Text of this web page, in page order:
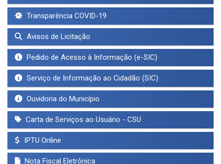
Transparência COVID-19
Avisos de Licitação
Pedido de Acesso à Informação (e-SIC)
Serviço de Informação ao Cidadão (SIC)
Ouvidoria do Município
Carta de Serviços ao Usuário - CSU
IPTU Online
Nota Fiscal Eletrônica